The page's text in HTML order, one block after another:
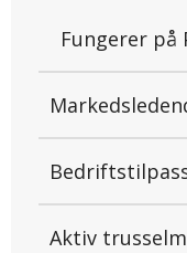
Fungerer på
Aktiv